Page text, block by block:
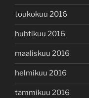
toukokuu 2016
huhtikuu 2016
maaliskuu 2016
helmikuu 2016
tammikuu 2016